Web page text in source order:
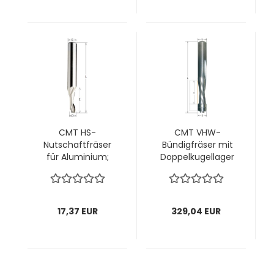
CMT HS-
Nutschaftfräser
für Aluminium;
rechts; 1 VPE = 1
17,37 EUR
CMT VHW-
Bündigfräser mit
Doppelkugellager
12,7x50,8/114x12mm,
329,04 EUR